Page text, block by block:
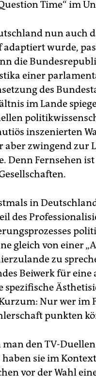
Time“ im
nun auch
adaptiert wurde,
die
einer
des
im Lande
inszenierten
aber zwingend zur
Denn Fernsehen
in
des
gleich von einer
zu
Beiwerk für
spezifische
Kurzum: Nur wer
punkten
man den TV-
sie im
vor der Wahl